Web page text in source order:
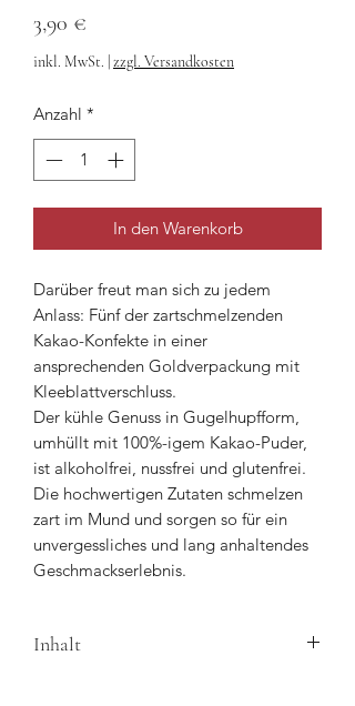
3,90 €
inkl. MwSt. zzgl. Versandkosten
Anzahl *
In den Warenkorb
Darüber freut man sich zu jedem
Anlass: Fünf der zartschmelzenden
Kakao-Konfekte in einer
ansprechenden Goldverpackung mit
Kleeblattverschluss.
Der kühle Genuss in Gugelhupfform,
umhüllt mit 100%-igem Kakao-Puder,
ist alkoholfrei, nussfrei und glutenfrei.
Die hochwertigen Zutaten schmelzen
zart im Mund und sorgen so für ein
unvergessliches und lang anhaltendes
Geschmackserlebnis.
Inhalt